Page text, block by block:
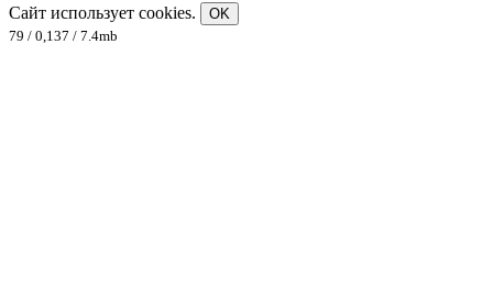
Сайт использует cookies.
OK
79 / 0,137 / 7.4mb